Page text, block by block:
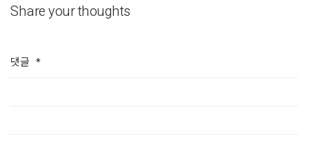
Share your thoughts
댓글 *